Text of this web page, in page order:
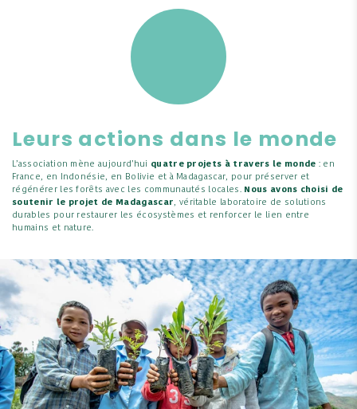
Leurs actions dans le monde
L’association mène aujourd’hui quatre projets à travers le monde : en
France, en Indonésie, en Bolivie et à Madagascar, pour préserver et
régénérer les forêts avec les communautés locales. Nous avons choisi de
soutenir le projet de Madagascar, véritable laboratoire de solutions
durables pour restaurer les écosystèmes et renforcer le lien entre
humains et nature.